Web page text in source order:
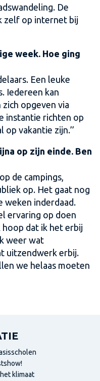
De
zelf op internet bij
week. Hoe ging
Een leuke
Iedereen kan
opgeven via
instantie richten op
vakantie zijn.’’
op zijn einde. Ben
de campings,
op. Het gaat nog
weken inderdaad.
ervaring op doen
dat ik het erbij
weer wat
uitzendwerk erbij.
we helaas moeten
klimaat